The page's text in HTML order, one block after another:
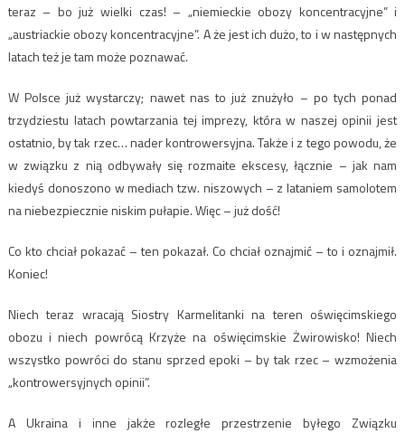
teraz – bo już wielki czas! – „niemieckie obozy koncentracyjne” i
„austriackie obozy koncentracyjne”. A że jest ich dużo, to i w następnych
latach też je tam może poznawać.
W Polsce już wystarczy; nawet nas to już znużyło – po tych ponad
trzydziestu latach powtarzania tej imprezy, która w naszej opinii jest
ostatnio, by tak rzec… nader kontrowersyjna. Także i z tego powodu, że
w związku z nią odbywały się rozmaite ekscesy, łącznie – jak nam
kiedyś donoszono w mediach tzw. niszowych – z lataniem samolotem
na niebezpiecznie niskim pułapie. Więc – już dość!
Co kto chciał pokazać – ten pokazał. Co chciał oznajmić – to i oznajmił.
Koniec!
Niech teraz wracają Siostry Karmelitanki na teren oświęcimskiego
obozu i niech powrócą Krzyże na oświęcimskie Żwirowisko! Niech
wszystko powróci do stanu sprzed epoki – by tak rzec – wzmożenia
„kontrowersyjnych opinii”.
A Ukraina i inne jakże rozległe przestrzenie byłego Związku